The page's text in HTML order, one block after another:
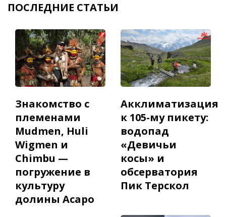
ПОСЛЕДНИЕ СТАТЬИ
Знакомство с
племенами
Mudmen, Huli
Wigmen и
Chimbu —
погружение в
культуру
долины Асаро
Акклиматизация
к 105-му пикету:
водопад
«Девичьи
косы» и
обсерватория
Пик Терскол